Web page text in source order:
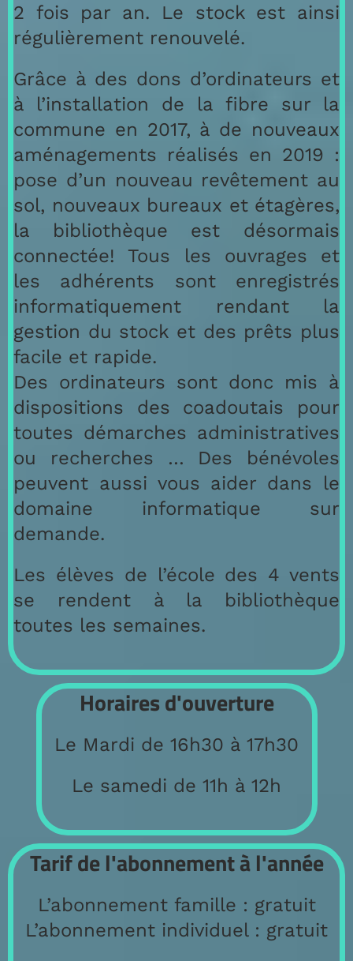
2 fois par an. Le stock est ainsi
régulièrement renouvelé.
Grâce à des dons d’ordinateurs et
à l’installation de la fibre sur la
commune en 2017, à de nouveaux
aménagements réalisés en 2019 :
pose d’un nouveau revêtement au
sol, nouveaux bureaux et étagères,
la bibliothèque est désormais
connectée! Tous les ouvrages et
les adhérents sont enregistrés
informatiquement rendant la
gestion du stock et des prêts plus
facile et rapide.
Des ordinateurs sont donc mis à
dispositions des coadoutais pour
toutes démarches administratives
ou recherches … Des bénévoles
peuvent aussi vous aider dans le
domaine informatique sur
demande.
Les élèves de l’école des 4 vents
se rendent à la bibliothèque
toutes les semaines.
Horaires d'ouverture
Le Mardi de 16h30 à 17h30
Le samedi de 11h à 12h
Tarif de l'abonnement à l'année
L’abonnement famille : gratuit
L’abonnement individuel : gratuit